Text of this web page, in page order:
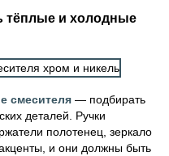
тёплые и холодные
смесителя — подбирать
деталей. Ручки
полотенец, зеркало
и они должны быть